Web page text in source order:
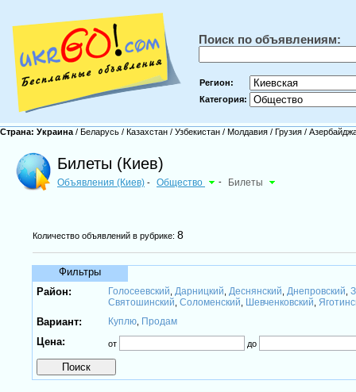
Поиск по объявлениям:
Регион:
Категория:
Страна: Украина / Беларусь / Казахстан / Узбекистан / Молдавия / Грузия /
Билеты (Киев)
Объявления (Киев) - Общество - Билеты
Количество объявлений в рубрике: 8
Фильтры
Район:
Голосеевский Дарницкий Деснянский Днепровский
Святошинский Соломенский Шевченковский
Вариант: Куплю, Продам
Цена: от до